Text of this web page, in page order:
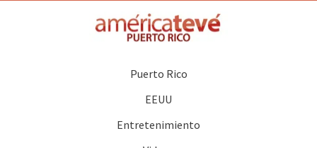
Puerto Rico
EEUU
Entretenimiento